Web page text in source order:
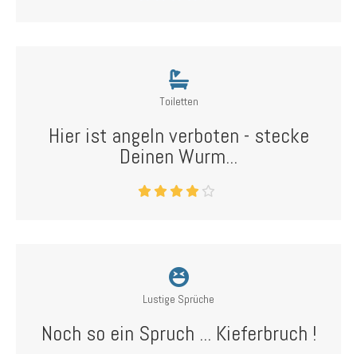
Toiletten
Hier ist angeln verboten - stecke
Deinen Wurm...
Lustige Sprüche
Noch so ein Spruch ... Kieferbruch !